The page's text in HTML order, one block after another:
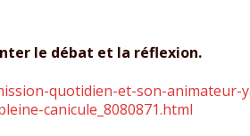
le débat et la réflexion.
quotidien-et-son-animateur-
canicule_8080871.html